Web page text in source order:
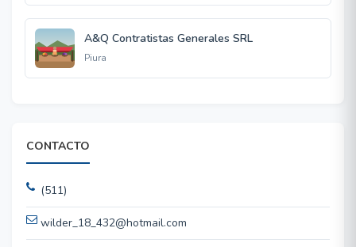
A&Q Contratistas Generales SRL
Piura
CONTACTO
(511)
wilder_18_432@hotmail.com